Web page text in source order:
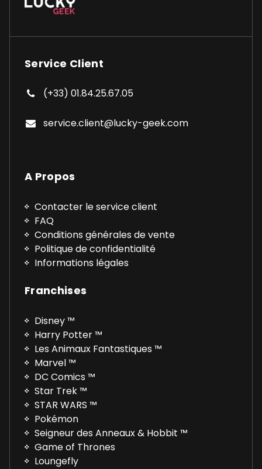
Service Client
(+33) 01.84.25.67.05
service.client@lucky-geek.com
A Propos
Contacter le service client
FAQ
Conditions générales de vente
Politique de confidentialité
Informations légales
Franchises
Disney ™
Harry Potter ™
Les Animaux Fantastiques ™
Marvel ™
DC Comics ™
Star Trek ™
STAR WARS ™
Pokémon
Seigneur des Anneaux & Hobbit ™
Game of Thrones
Loungefly